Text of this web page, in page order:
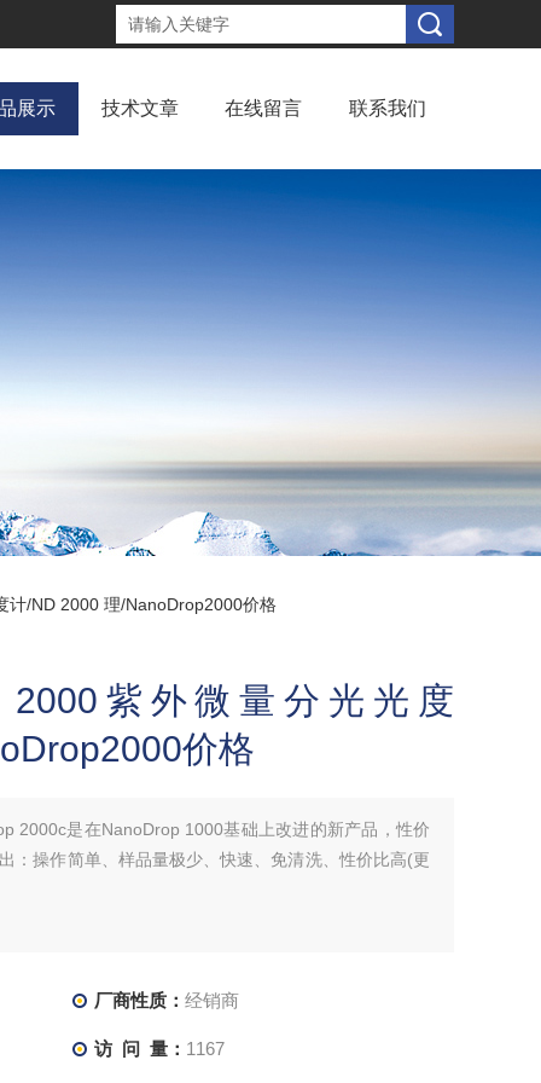
展示 技术文章 在线留言 联系我们
/ND 2000 理/NanoDrop2000价格
2000紫外微量分光光度
价格
2000c是在NanoDrop 1000基础上改进的新产品，性价
：操作简单、样品量极少、快速、免清洗、性价比高(更
厂商性质： 经销商
访 问 量： 1167